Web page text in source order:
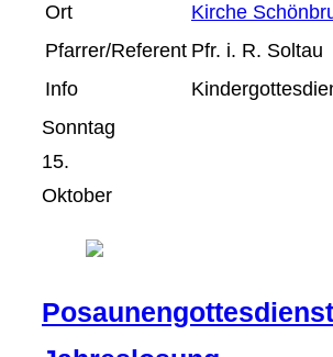
Ort
Kirche
Pfarrer/Referent Pfr. i. R. Soltau
Info
Sonntag
15.
Oktober